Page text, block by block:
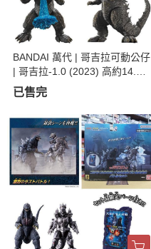
BANDAI 萬代 | 哥吉拉可動公仔
| 哥吉拉-1.0 (2023) 高約14.5
公分 | 全新未拆 | 現貨
已售完